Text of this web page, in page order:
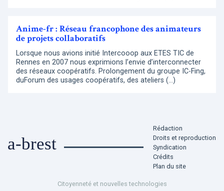
Anime-fr : Réseau francophone des animateurs
de projets collaboratifs
Lorsque nous avions initié Intercooop aux ETES TIC de
Rennes en 2007 nous exprimions l’envie d’interconnecter
des réseaux coopératifs. Prolongement du groupe IC-Fing,
duForum des usages coopératifs, des ateliers (…)
a-brest
Rédaction
Droits et reproduction
Syndication
Crédits
Plan du site
Citoyenneté et nouvelles technologies